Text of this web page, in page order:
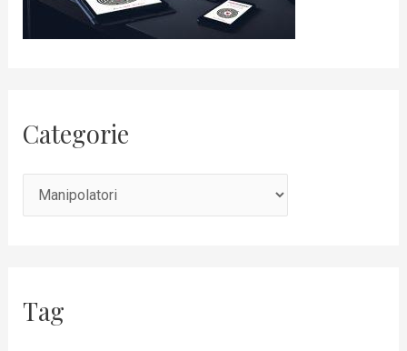
Categorie
Tag